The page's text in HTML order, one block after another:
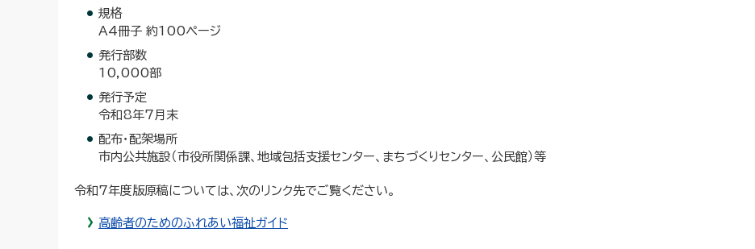
規格
A4冊子 約100ページ
発行部数
10,000部
発行予定
令和8年7月末
配布・配架場所
市内公共施設（市役所関係課、地域包括支援センター、まちづくりセンター、公民館）等
令和7年度版原稿については、次のリンク先でご覧ください。
高齢者のためのふれあい福祉ガイド